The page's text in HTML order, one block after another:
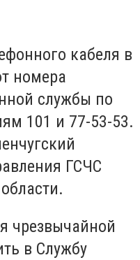
кабеля в
номера
службы по
101 и 77-53-53.
ГСЧС
чрезвычайной
в Службу